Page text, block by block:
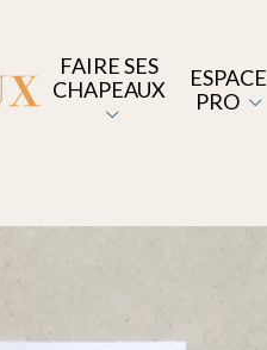
FAIRE SES
CHAPEAUX
ESPACE
PRO